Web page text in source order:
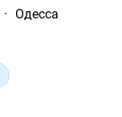
·
Одесса